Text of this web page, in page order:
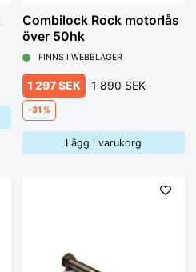
Combilock Rock motorlås
över 50hk
FINNS I WEBBLAGER
1 297 SEK 1 890 SEK
-31 %
Lägg i varukorg